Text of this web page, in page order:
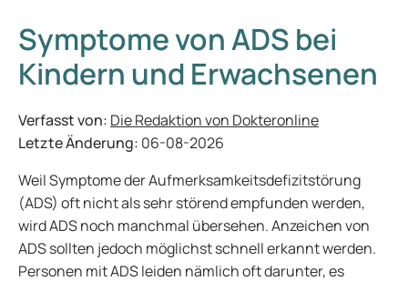
Symptome von ADS bei
Kindern und Erwachsenen
Verfasst von: Die Redaktion von Dokteronline
Letzte Änderung: 06-08-2026
Weil Symptome der Aufmerksamkeitsdefizitstörung
(ADS) oft nicht als sehr störend empfunden werden,
wird ADS noch manchmal übersehen. Anzeichen von
ADS sollten jedoch möglichst schnell erkannt werden.
Personen mit ADS leiden nämlich oft darunter, es